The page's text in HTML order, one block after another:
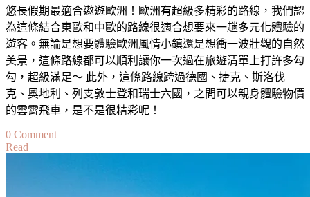
City
Walk:
Top
Attractions
and
Ultimate
Things
to
Do
悠長假期最適合遨遊歐洲！歐洲有超級多精彩的路線，我們認
為這條結合東歐和中歐的路線很適合想要來一趟多元化體驗的
遊客。無論是想要體驗歐洲風情小鎮還是想衝一波壯觀的自然
美景，這條路線都可以順利讓你一次過在旅遊清單上打許多勾
勾，超級滿足～ 此外，這條路線跨過德國、捷克、斯洛伐
克、奧地利、列支敦士登和瑞士六國，之間可以親身體驗物價
的雲霄飛車，是不是很精彩呢！
0 Commenton
Read